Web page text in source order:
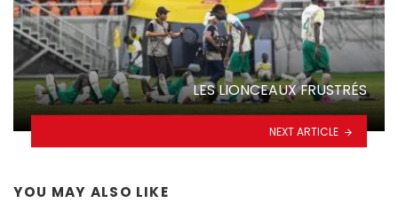
LES LIONCEAUX FRUSTRÉS
NEXT ARTICLE
YOU MAY ALSO LIKE